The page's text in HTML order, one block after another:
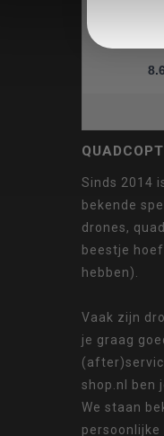
8.6
Sinds 2014
bekende
drones,
beestje
hebben).
Vaak zijn
je graag
shop.nl ben
We staan
persoonlijke